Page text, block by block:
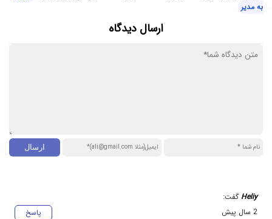
به مدیر
ارسال دیدگاه
Heliy گفت:
پاسخ
2 سال پیش